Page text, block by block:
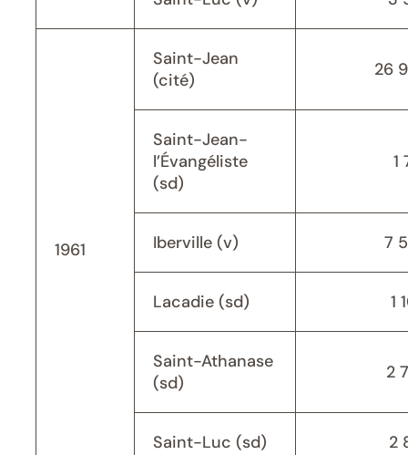
1961
Saint-Jean
(cité)
26
Saint-Jean-
l’Évangéliste
(sd)
1
Iberville (v) 7
Lacadie (sd) 1
Saint-Athanase
(sd)
2
Saint-Luc (sd) 2